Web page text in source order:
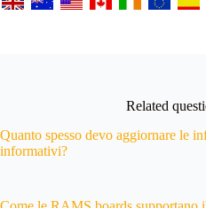
Related
Quanto spesso devo aggiornare le
informativi?